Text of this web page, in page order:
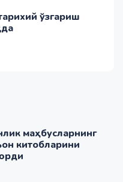
ўзгариш
маҳбусларнинг
китобларини